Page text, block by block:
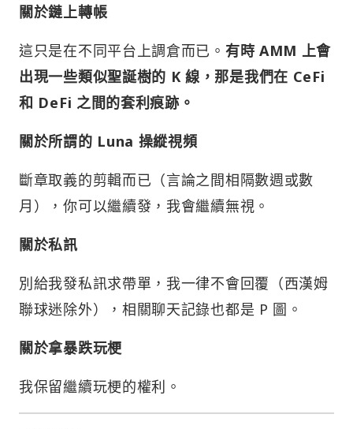
關於鏈上轉帳
這只是在不同平台上調倉而已。 有時 AMM 上會
出現一些類似聖誕樹的 K 線，那是我們在 CeFi
和 DeFi 之間的套利痕跡。
關於所謂的 Luna 操縱視頻
斷章取義的剪輯而已（言論之間相隔數週或數
月），你可以繼續發，我會繼續無視。
關於私訊
別給我發私訊求帶單，我一律不會回覆（西漢姆
聯球迷除外），相關聊天記錄也都是 P 圖。
關於拿暴跌玩梗
我保留繼續玩梗的權利。